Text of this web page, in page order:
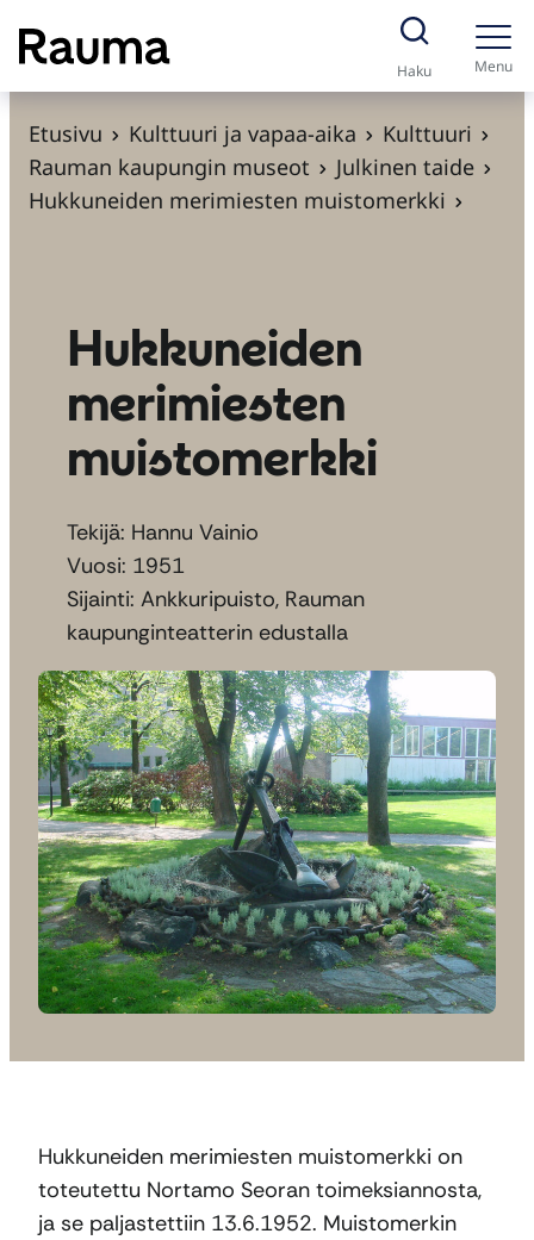
S
i
Haku Menu
Etusivu Kulttuuri ja vapaa-aika
Kulttuuri
Rauman kaupungin museot
Julkinen taide
Hukkuneiden merimiesten muistomerkki
Hukkuneiden
merimiesten
muistomerkki
Tekijä: Hannu Vainio
Vuosi: 1951
Sijainti: Ankkuripuisto, Rauman
kaupunginteatterin edustalla
Hukkuneiden merimiesten muistomerkki on
toteutettu Nortamo Seoran toimeksiannosta,
ja se paljastettiin 13.6.1952. Muistomerkin